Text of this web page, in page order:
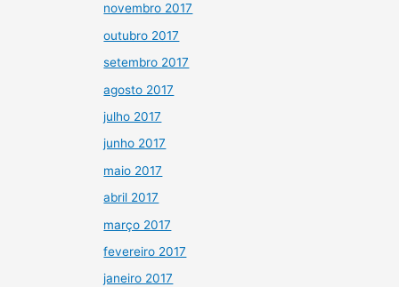
novembro 2017
outubro 2017
setembro 2017
agosto 2017
julho 2017
junho 2017
maio 2017
abril 2017
março 2017
fevereiro 2017
janeiro 2017